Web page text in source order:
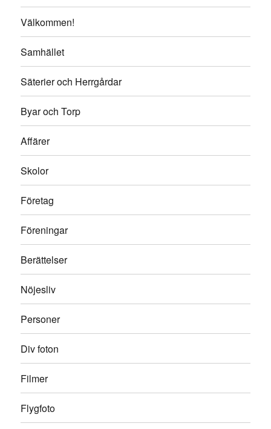
Välkommen!
Samhället
Säterier och Herrgårdar
Byar och Torp
Affärer
Skolor
Företag
Föreningar
Berättelser
Nöjesliv
Personer
Div foton
Filmer
Flygfoto